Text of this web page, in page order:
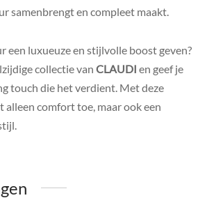
samenbrengt en compleet maakt.
een luxueuze en stijlvolle boost geven?
collectie van CLAUDI en geef je
touch die het verdient. Met deze
alleen comfort toe, maar ook een